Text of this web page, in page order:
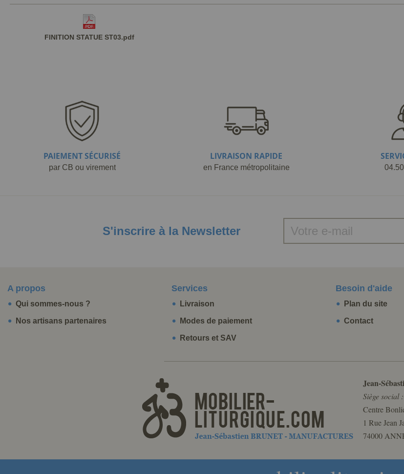
FINITION STATUE ST03.pdf
PAIEMENT SÉCURISÉ
par CB ou virement
LIVRAISON RAPIDE
en France métropolitaine
S'inscrire à la Newsletter
A propos
Qui sommes-nous ?
Nos artisans partenaires
Services
Livraison
Modes de paiement
Retours et SAV
Besoin d'aide
Plan du site
Contact
Jean-
Siège social :
Centre
1 Rue Jean
74000